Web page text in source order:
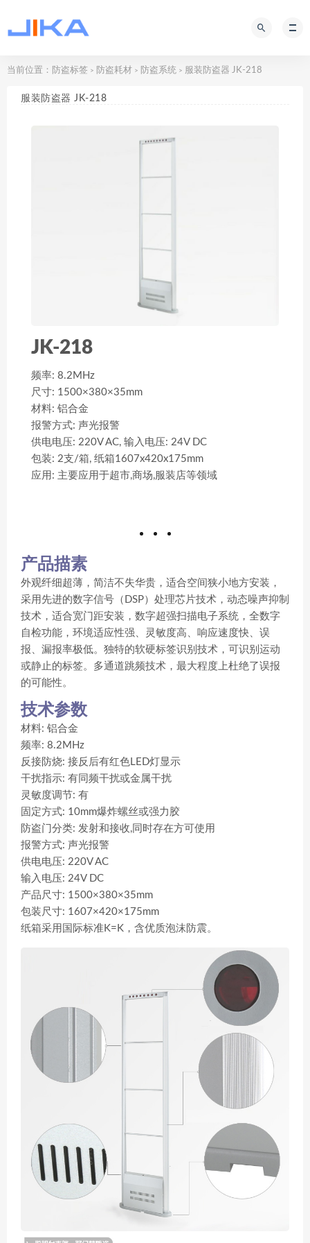
当前位置： 防盗标签 > 防盗耗材 > 防盗系统 > 服装防盗器 JK-218
服装防盗器 JK-218
JK-218
频率: 8.2MHz
尺寸: 1500×380×35mm
材料: 铝合金
报警方式: 声光报警
供电电压: 220V AC, 输入电压: 24V DC
包装: 2支/箱, 纸箱1607x420x175mm
应用: 主要应用于超市,商场,服装店等领域
产品描素
外观纤细超薄，简洁不失华贵，适合空间狭小地方安装，
采用先进的数字信号（DSP）处理芯片技术，动态噪声抑制
技术，适合宽门距安装，数字超强扫描电子系统，全数字
自检功能，环境适应性强、灵敏度高、响应速度快、误
报、漏报率极低。独特的软硬标签识别技术，可识别运动
或静止的标签。多通道跳频技术，最大程度上杜绝了误报
的可能性。
技术参数
材料: 铝合金
频率: 8.2MHz
反接防烧: 接反后有红色LED灯显示
干扰指示: 有同频干扰或金属干扰
灵敏度调节: 有
固定方式: 10mm爆炸螺丝或强力胶
防盗门分类: 发射和接收,同时存在方可使用
报警方式: 声光报警
供电电压: 220V AC
输入电压: 24V DC
产品尺寸: 1500×380×35mm
包装尺寸: 1607×420×175mm
纸箱采用国际标准K=K，含优质泡沫防震。